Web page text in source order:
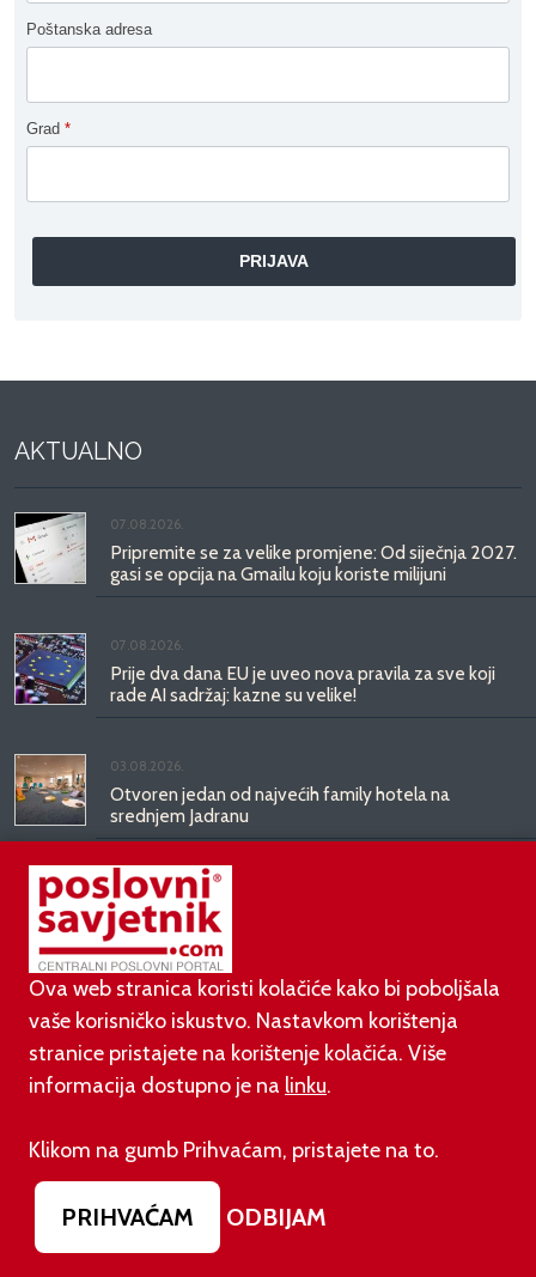
Poštanska adresa
Grad *
AKTUALNO
07.08.2026.
Pripremite se za velike promjene: Od siječnja 2027.
gasi se opcija na Gmailu koju koriste milijuni
07.08.2026.
Prije dva dana EU je uveo nova pravila za sve koji
rade AI sadržaj: kazne su velike!
03.08.2026.
Otvoren jedan od najvećih family hotela na
srednjem Jadranu
01.08.2026.
Novi zakon o najmu bolje štiti najmoprimce, ali i
najmodavce
PODUZETNIŠTVO
adidas i Hrvatski nogometni savez objavili
višegodišnje partnerstvo
Ova web stranica koristi kolačiće kako bi poboljšala
vaše korisničko iskustvo. Nastavkom korištenja
stranice pristajete na korištenje kolačića. Više
informacija dostupno je na linku.
Klikom na gumb Prihvaćam, pristajete na to.
PRIHVAĆAM ODBIJAM